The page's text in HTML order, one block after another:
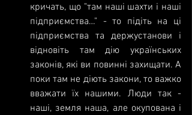
кричать, що "там наші шахти і наші
підприємства…" - то підіть на ці
підприємства та держустанови і
відновіть там дію українських
законів, які ви повинні захищати. А
поки там не діють закони, то важко
вважати їх нашими. Люди так -
наші, земля наша, але окупована і